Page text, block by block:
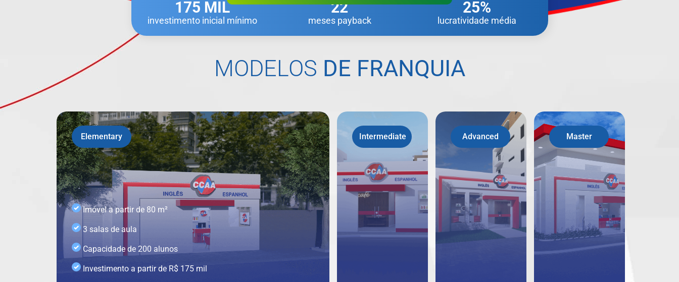
175 MIL
investimento inicial mínimo
22
meses payback
25%
lucratividade média
MODELOS DE FRANQUIA
Elementary
Imóvel a partir de 80 m²
3 salas de aula
Capacidade de 200 alunos
Investimento a partir de R$ 175 mil
Intermediate Advanced Master